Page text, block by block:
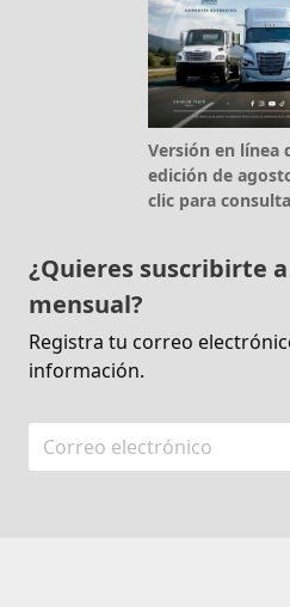
Versión en línea
edición de
clic para
¿Quieres suscribirte
mensual?
Registra tu correo
información.